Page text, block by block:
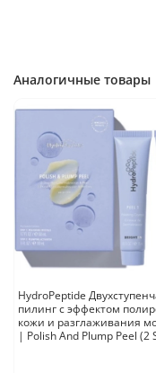
Профессиональный
сыворотки по
круговыми и
впитывания. Подходит
может наноситься под
Страна производитель:
Аналогичные товары
HydroPeptide
пилинг с эффектом
кожи и разглаживания
| Polish And Plump Peel (2